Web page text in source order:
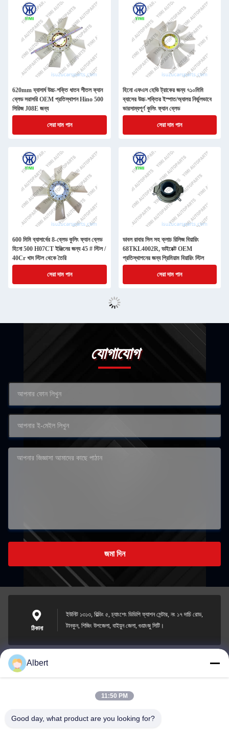
620mm ব্যাসার্ধ উচ্চ-শক্তি ধাতব শীতল ফ্যান
ব্লেড সরাসরি OEM প্রতিস্থাপন Hino 500
সিরিজ J08E জন্য
সেরা দাম পান
হিনো এফএস হেভি ট্রাকের জন্য ৭১০মিমি
ব্যাসের উচ্চ-শক্তির ইস্পাত/অ্যালয় নির্ভুলভাবে
ভারসাম্যপূর্ণ কুলিং ফ্যান ব্লেড
সেরা দাম পান
600 মিমি ব্যাসার্ধের 8-ব্লেড কুলিং ফ্যান ব্লেড
হিনো 500 H07CT ইঞ্জিনের জন্য 45 # স্টিল /
40Cr খাদ স্টিল থেকে তৈরি
সেরা দাম পান
ডাবল রাবার সিল সহ ক্লাচ রিলিজ বিয়ারিং
68TKL4002R, ডাইরেক্ট OEM
প্রতিস্থাপনের জন্য প্রিমিয়াম বিয়ারিং স্টিল
সেরা দাম পান
যোগাযোগ
জমা দিন
ঠিকানা
ইউনিট ১৩১৩, বিল্ডিং ৫, চ্যাংশেং ডিডিপি ফ্যাশন সেন্টার, নং ১৭ দাচি রোড,
টানকুন, শিজিং উপজেলা, বাইয়ুন জেলা, গুয়াংজু সিটি।
james@yimiautoparts.com
Albert
11:50 PM
Good day, what product are you looking for?